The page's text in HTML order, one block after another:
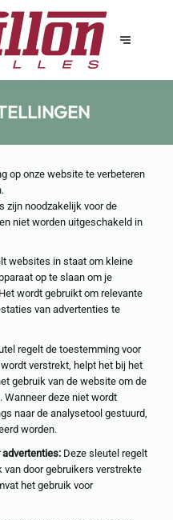
op onze website te verbeteren
zijn noodzakelijk voor de
niet worden uitgeschakeld in
websites in staat om kleine
op te slaan om je
wordt gebruikt om relevante
van advertenties te
regelt de toestemming voor
verstrekt, helpt het bij het
gebruik van de website om de
Wanneer deze niet wordt
naar de analysetool gestuurd,
worden.
advertenties: Deze sleutel regelt
door gebruikers verstrekte
het gebruik voor